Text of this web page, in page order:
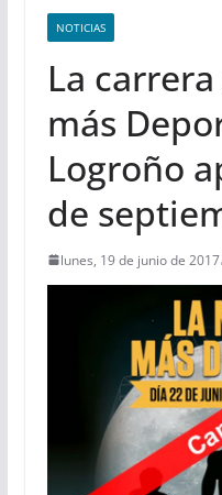
NOTICIAS
La
más
Logroño
de
lunes, 19 de junio de 2017